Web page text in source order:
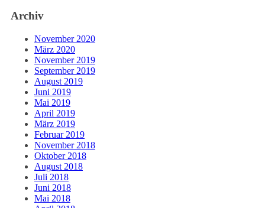
Archiv
November 2020
März 2020
November 2019
September 2019
August 2019
Juni 2019
Mai 2019
April 2019
März 2019
Februar 2019
November 2018
Oktober 2018
August 2018
Juli 2018
Juni 2018
Mai 2018